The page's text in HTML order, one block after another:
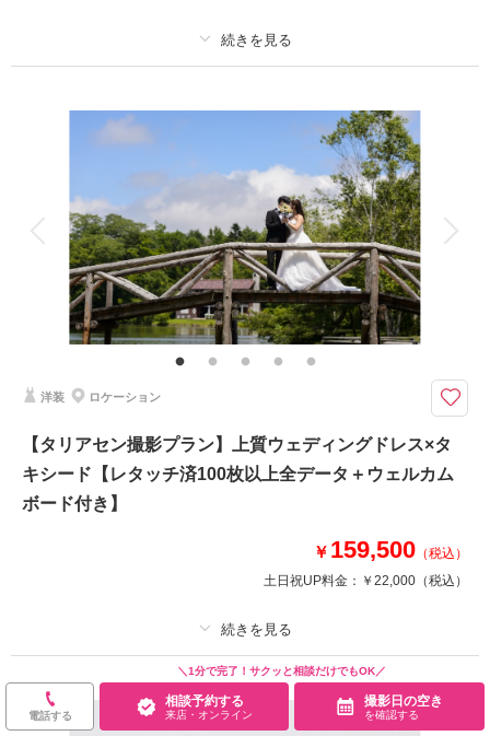
撮影料 新郎衣装2着
小物一式
データ 150 カット 台紙付写真
衣装追加 挙式
家族と撮影 家族用衣装レンタル ペットと撮影
その他含むもの
事前衣装試着付き｜専属コーディネーターと共に事前試着にてお気に入りの
1着を選べます！ ※ロケーション申請料金・ロケーション移動費込み
【プラン詳細（含まれるもの）】 写真撮影料/ 全データレタッチ納品 / デ
ング/撮影申請
このプランで撮影可能な撮影レポート
2025年6月12日
雲場池（長野）
相談予約する
来店・オンライン
撮影日の空き
を確認する
洋装 ロケーション
【タリアセン撮影プラン】上質ウェディングドレス×タ
キシード【レタッチ済100枚以上全データ＋ウェルカム
ボード付き】
￥ 159,500 （税込）
土日祝UP料金： ￥22,000 （税込）
プラン詳細
新婦衣装1着 新郎衣装1着
＼1分で完了！サクッと相談だけでもOK／
電話する
相談予約する
来店・オンライン
撮影日の空き
を確認する